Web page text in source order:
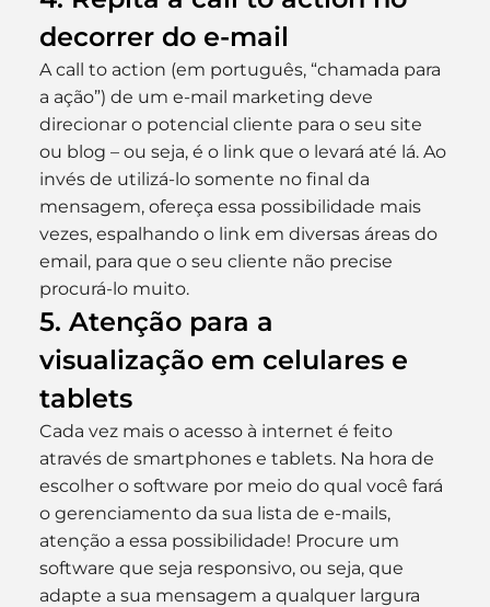
decorrer do e-mail
A call to action (em português, “chamada para
a ação”) de um e-mail marketing deve
direcionar o potencial cliente para o seu site
ou blog – ou seja, é o link que o levará até lá. Ao
invés de utilizá-lo somente no final da
mensagem, ofereça essa possibilidade mais
vezes, espalhando o link em diversas áreas do
email, para que o seu cliente não precise
procurá-lo muito.
5. Atenção para a
visualização em celulares e
tablets
Cada vez mais o acesso à internet é feito
através de smartphones e tablets. Na hora de
escolher o software por meio do qual você fará
o gerenciamento da sua lista de e-mails,
atenção a essa possibilidade! Procure um
software que seja responsivo, ou seja, que
adapte a sua mensagem a qualquer largura